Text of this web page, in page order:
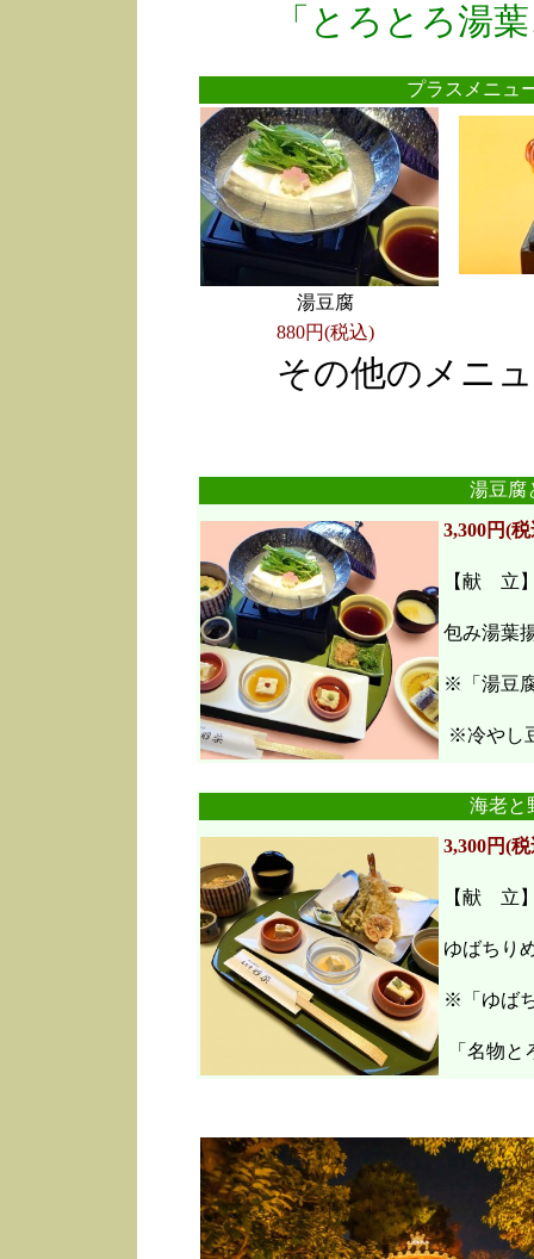
「とろとろ湯
プラスメニ
湯豆腐
880円(税込)
その他のメニ
湯豆腐
3,300円(
【献 立
包み湯葉
※「湯豆
※冷やし
海老
3,300円(
【献 立
ゆばちり
※「ゆば
「名物と